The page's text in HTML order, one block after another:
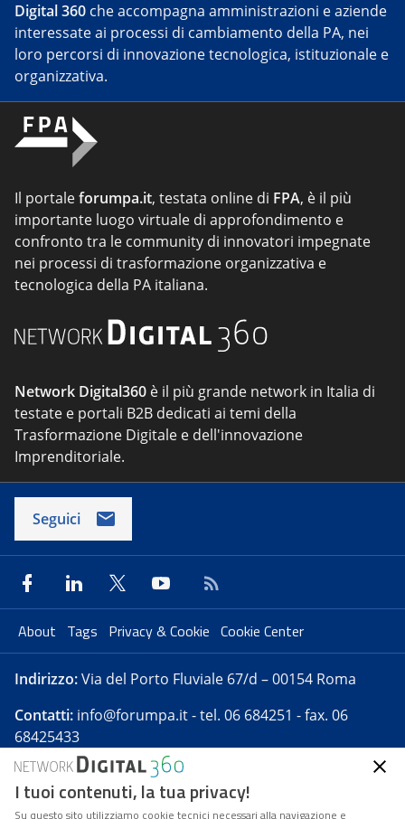
Digital 360 che accompagna amministrazioni e aziende
interessate ai processi di cambiamento della PA, nei
loro percorsi di innovazione tecnologica, istituzionale e
organizzativa.
Il portaleforumpa.it, testata online di FPA, è il più
importante luogo virtuale di approfondimento e
confronto tra le community di innovatori impegnate
nei processi di trasformazione organizzativa e
tecnologica della PA italiana.
Network Digital360 è il più grande network in Italia di
testate e portali B2B dedicati ai temi della
Trasformazione Digitale e dell'innovazione
Imprenditoriale.
Seguici
About Tags Privacy & Cookie Cookie Center
Indirizzo:Via del Porto Fluviale 67/d – 00154 Roma
Contatti: info@forumpa.it- tel. 06 684251 - fax. 06
68425433
Forumpa.itè una pubblicazione telematica iscritta
presso Registro della stampa del Tribunale di Roma -
I tuoi contenuti, la tua privacy!
Su questo sito utilizziamo cookie tecnici necessari alla navigazione e